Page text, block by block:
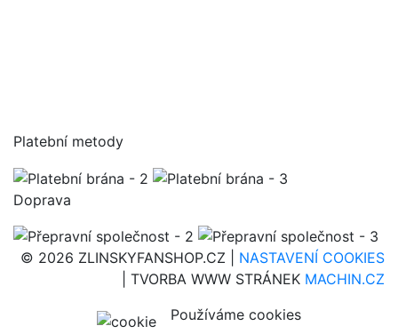
Platební metody
Doprava
© 2026 ZLINSKYFANSHOP.CZ | NASTAVENÍ COOKIES
| TVORBA WWW STRÁNEK MACHIN.CZ
Používáme cookies